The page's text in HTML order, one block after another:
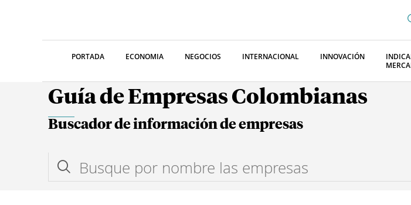
PORTADA ECONOMIA NEGOCIOS INTERNACIONAL INNOVACIÓN
Guía de Empresas Colombianas
Buscador de información de empresas